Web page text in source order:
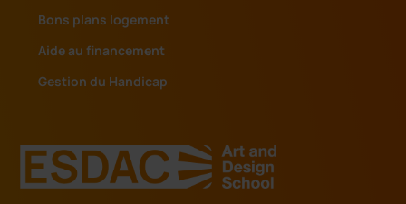
Bons plans logement
Aide au financement
Gestion du Handicap